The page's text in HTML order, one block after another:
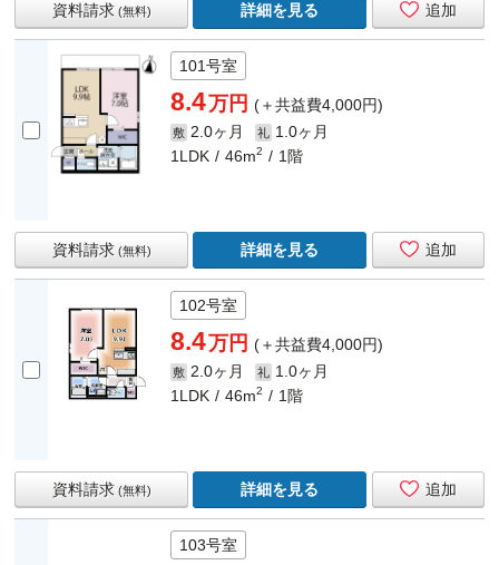
追加
資料請求 (無料) 詳細を見る
101号室
8.4万円(＋共益費4,000円)
敷 2.0ヶ月 礼 1.0ヶ月
1LDK
46m2 1階
追加
資料請求 (無料) 詳細を見る
102号室
8.4万円(＋共益費4,000円)
敷 2.0ヶ月 礼 1.0ヶ月
1LDK
46m2 1階
追加
資料請求 (無料) 詳細を見る
103号室